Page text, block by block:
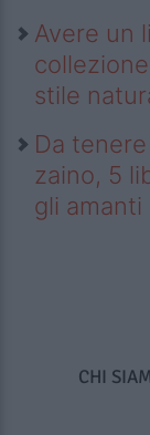
Avere un
stile
Da
zaino, 5
gli
CHI